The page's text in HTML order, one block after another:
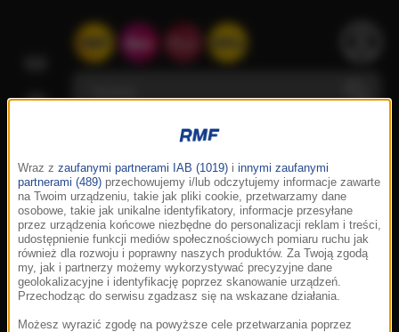
Wraz z zaufanymi partnerami IAB (1019) i innymi zaufanymi
partnerami (489) przechowujemy i/lub odczytujemy informacje zawarte
na Twoim urządzeniu, takie jak pliki cookie, przetwarzamy dane
osobowe, takie jak unikalne identyfikatory, informacje przesyłane
przez urządzenia końcowe niezbędne do personalizacji reklam i treści,
udostępnienie funkcji mediów społecznościowych pomiaru ruchu jak
również dla rozwoju i poprawny naszych produktów. Za Twoją zgodą
my, jak i partnerzy możemy wykorzystywać precyzyjne dane
geolokalizacyjne i identyfikację poprzez skanowanie urządzeń.
Przechodząc do serwisu zgadzasz się na wskazane działania.
Możesz wyrazić zgodę na powyższe cele przetwarzania poprzez